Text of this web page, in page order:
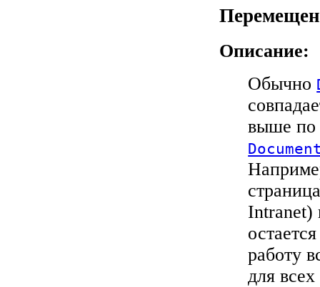
Описание:
Обычно
выше по
Intranet)
работу
для